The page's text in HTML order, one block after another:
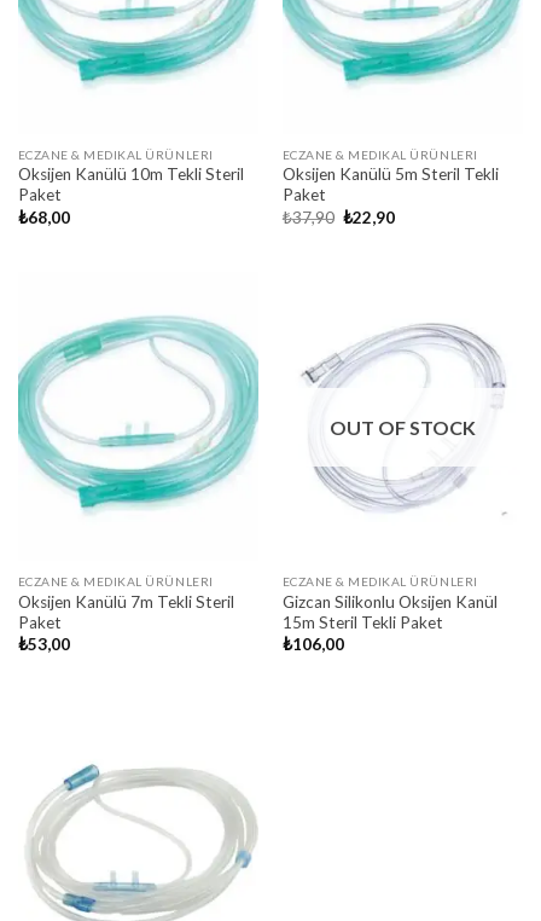
ECZANE & MEDIKAL ÜRÜNLERI
Oksijen Kanülü 10m Tekli Steril
Paket
₺68,00
ECZANE & MEDIKAL ÜRÜNLERI
Oksijen Kanülü 5m Steril Tekli
Paket
₺37,90 Original
price
₺22,90Current
ECZANE & MEDIKAL ÜRÜNLERI
Oksijen Kanülü 7m Tekli Steril
Paket
₺53,00
OUT OF STOCK
ECZANE & MEDIKAL ÜRÜNLERI
Gizcan Silikonlu Oksijen Kanül
15m Steril Tekli Paket
₺106,00